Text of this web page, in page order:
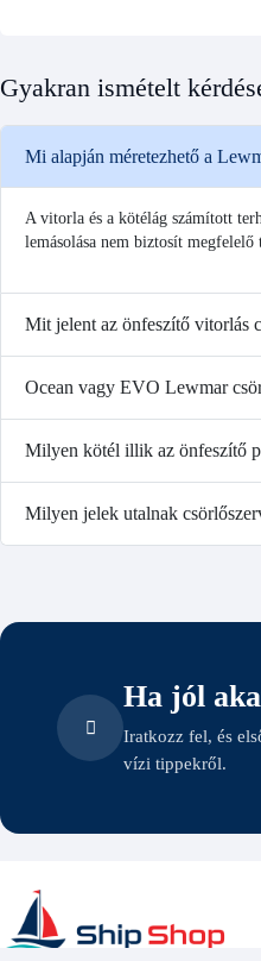
Gyakran ismételt
Mi alapján méretezhető a
A vitorla és a kötélág számított
lemásolása nem biztosít megfelelő
Mit jelent az önfeszítő vitorlás
Ocean vagy EVO Lewmar
Milyen kötél illik az önfeszítő
Milyen jelek utalnak
Ha jól
Iratkozz fel, és
vízi tippekről.